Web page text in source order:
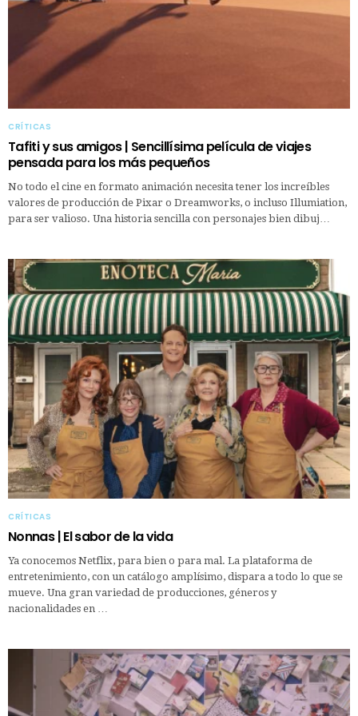
CRÍTICAS
Tafiti y sus amigos | Sencillísima película de viajes
pensada para los más pequeños
No todo el cine en formato animación necesita tener los increíbles
valores de producción de Pixar o Dreamworks, o incluso Illumiation,
para ser valioso. Una historia sencilla con personajes bien dibuj…
CRÍTICAS
Nonnas | El sabor de la vida
Ya conocemos Netflix, para bien o para mal. La plataforma de
entretenimiento, con un catálogo amplísimo, dispara a todo lo que se
mueve. Una gran variedad de producciones, géneros y
nacionalidades en …